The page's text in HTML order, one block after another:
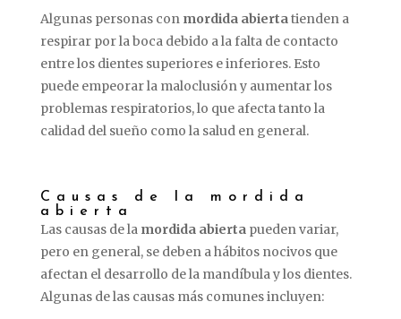
Algunas personas con mordida abiertatienden a
respirar por la boca debido a la falta de contacto
entre los dientes superiores e inferiores. Esto
puede empeorar la maloclusión y aumentar los
problemas respiratorios, lo que afecta tanto la
calidad del sueño como la salud en general.
Causas de la mordida
abierta
Las causas de la mordida abiertapueden variar,
pero en general, se deben a hábitos nocivos que
afectan el desarrollo de la mandíbula y los dientes.
Algunas de las causas más comunes incluyen: